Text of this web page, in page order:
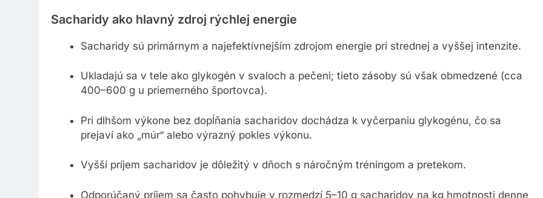
Sacharidy ako hlavný zdroj rýchlej energie
Sacharidy sú primárnym a najefektívnejším zdrojom energie pri strednej a vyššej intenzite.
Ukladajú sa v tele ako glykogén v svaloch a pečeni; tieto zásoby sú však obmedzené (cca
400–600 g u priemerného športovca).
Pri dlhšom výkone bez dopĺňania sacharidov dochádza k vyčerpaniu glykogénu, čo sa
prejaví ako „múr“ alebo výrazný pokles výkonu.
Vyšší príjem sacharidov je dôležitý v dňoch s náročným tréningom a pretekom.